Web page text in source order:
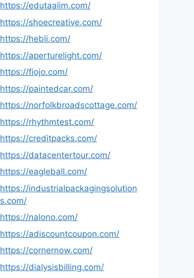
https://edutaalim.com/
https://shoecreative.com/
https://hebli.com/
https://aperturelight.com/
https://fiojo.com/
https://paintedcar.com/
https://norfolkbroadscottage.com/
https://rhythmtest.com/
https://creditpacks.com/
https://datacentertour.com/
https://eagleball.com/
https://industrialpackagingsolution
s.com/
https://nalono.com/
https://adiscountcoupon.com/
https://cornernow.com/
https://dialysisbilling.com/